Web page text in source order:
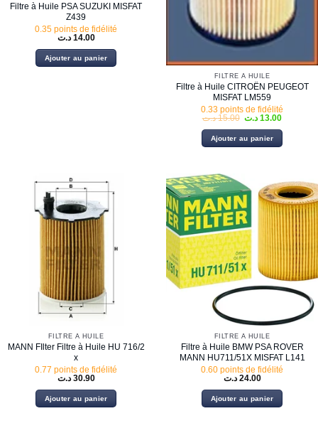
Filtre à Huile PSA SUZUKI MISFAT
Z439
0.35 points de fidélité
14.00 د.ت
Ajouter au panier
FILTRE À HUILE
Filtre à Huile CITROËN PEUGEOT
MISFAT LM559
0.33 points de fidélité
15.00 د.ت
Le
initial
était :
13.00 د.ت
Le
actuel
est :
Ajouter au panier
FILTRE À HUILE
MANN FIlter Filtre à Huile HU 716/2
x
0.77 points de fidélité
30.90 د.ت
Ajouter au panier
FILTRE À HUILE
Filtre à Huile BMW PSA ROVER
MANN HU711/51X MISFAT L141
0.60 points de fidélité
24.00 د.ت
Ajouter au panier